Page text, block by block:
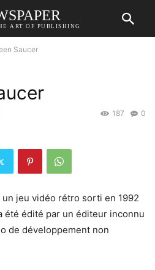
ART OF PUBLISHING
Saucer
0
187
un jeu vidéo rétro sorti en 1992
été édité par un éditeur inconnu
de développement non